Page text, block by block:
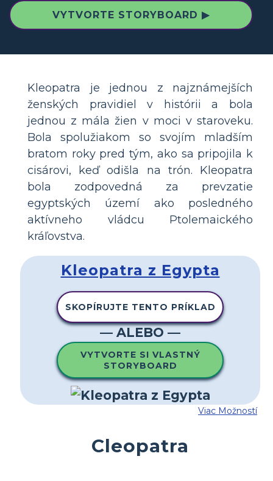
VYTVORTE STORYBOARD ▶
Kleopatra je jednou z najznámejších
ženských pravidiel v histórii a bola
jednou z mála žien v moci v staroveku.
Bola spolužiakom so svojím mladším
bratom roky pred tým, ako sa pripojila k
cisárovi, keď odišla na trón. Kleopatra
bola zodpovedná za prevzatie
egyptských území ako posledného
aktívneho vládcu Ptolemaického
kráľovstva.
Kleopatra z Egypta
SKOPÍRUJTE TENTO PRÍKLAD
— ALEBO —
VYTVORTE SI VLASTNÝ
STORYBOARD
Viac Možností
Cleopatra